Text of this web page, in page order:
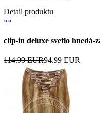
Detail produktu
«»
clip-in deluxe svetlo hnedá-
114.99 EUR94.99 EUR